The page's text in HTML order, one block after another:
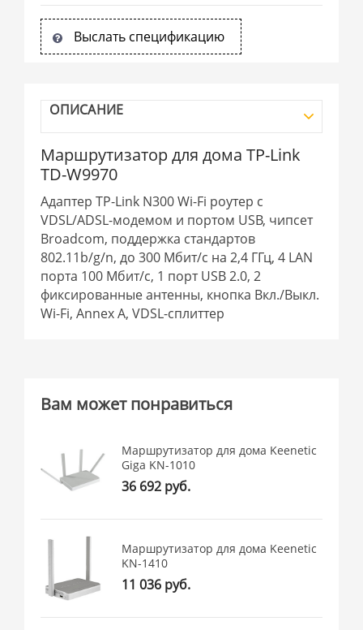
Выслать спецификацию
ОПИСАНИЕ
Маршрутизатор для дома TP-Link
TD-W9970
Адаптер TP-Link N300 Wi-Fi роутер с
VDSL/ADSL-модемом и портом USB, чипсет
Broadcom, поддержка стандартов
802.11b/g/n, до 300 Мбит/с на 2,4 ГГц, 4 LAN
порта 100 Мбит/с, 1 порт USB 2.0, 2
фиксированные антенны, кнопка Вкл./Выкл.
Wi-Fi, Annex A, VDSL-сплиттер
Вам может понравиться
Маршрутизатор для дома Keenetic
Giga KN-1010
36 692 руб.
Маршрутизатор для дома Keenetic
KN-1410
11 036 руб.